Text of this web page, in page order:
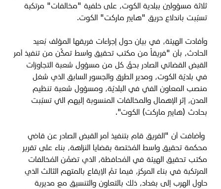
ثلاثة مسؤولين ببلدية الكوت، على خلفية "مخالفات" مرتكبة
تسبّبت باندلاع حريق "هايبر ماركت" الكوت.
وأفادت الهيئة، في بيان حول إجراءات فريقها المؤلف بُعيد
الحادث، بأن "فريقاً من مكتب تحقيق واسط تمكَّن من تنفيذ أمر
القبض القضائي الصادر بحقّ كل من مسؤول شعبة التجاوزات
في بلديّة الكوت، ومدير الطرق والجسور السابق الذي شغل
منصب المعاون الفني في البلديّة، ومسؤول شعبة تنظيم
المدن، إثر الإهمال والمخالفات المنسوبة إليهم التي تسبّبت
بحادث (هايبر ماركت) الكوت".
وأضافت أن "الفريق قام بتنفيذ أمر القبض الصادر عن قاضي
محكمة تحقيق واسط المُختصة بقضايا النزاهة، بناء على تقرير
مكتب تحقيق الهيئة في المُحافظة، الذي تضمَّن المُخالفات
المرتكبة في بناء المركز، فيما تمَّ الإيقاع بالمتهم الثالث الذي
حاول الهرب إلى بغداد، ذلك بالتعاون والتنسيق مع مديرية